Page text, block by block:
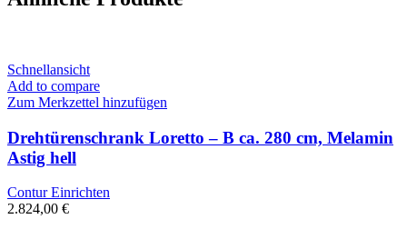
Schnellansicht
Add to compare
Zum Merkzettel hinzufügen
Drehtürenschrank Loretto – B ca. 280 cm, Melamin
Astig hell
Contur Einrichten
2.824,00 €